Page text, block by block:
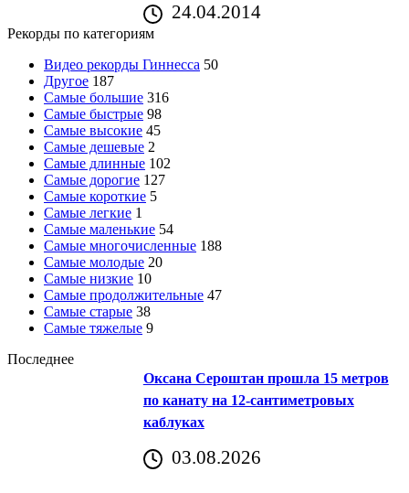
24.04.2014
Рекорды по категориям
Видео рекорды Гиннесса 50
Другое 187
Самые большие 316
Самые быстрые 98
Самые высокие 45
Самые дешевые 2
Самые длинные 102
Самые дорогие 127
Самые короткие 5
Самые легкие 1
Самые маленькие 54
Самые многочисленные 188
Самые молодые 20
Самые низкие 10
Самые продолжительные 47
Самые старые 38
Самые тяжелые 9
Последнее
Оксана Сероштан прошла 15 метров
по канату на 12-сантиметровых
каблуках
03.08.2026